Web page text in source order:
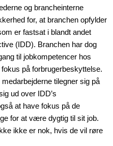
og brancheinterne
for, at branchen opfylder
er fastsat i blandt andet
(IDD). Branchen har dog
til jobkompetencer hos
på forbrugerbeskyttelse.
tilegner sig på
ud over IDD’s
at have fokus på de
for at være dygtig til sit job.
ikke er nok, hvis de vil røre